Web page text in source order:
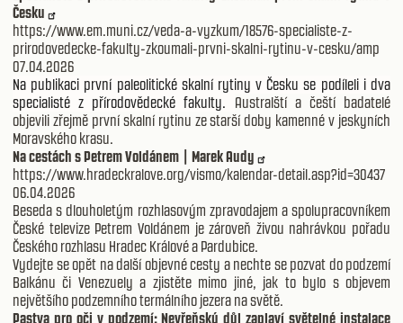
Česku
https://www.em.muni.cz/veda-a-vyzkum/18576-specialiste-z-
prirodovedecke-fakulty-zkoumali-prvni-skalni-rytinu-v-cesku/amp
07.04.2026
Na publikaci první paleolitické skalní rytiny v Česku se podíleli i dva
specialisté z přírodovědecké fakulty. Australští a čeští badatelé
objevili zřejmě první skalní rytinu ze starší doby kamenné v jeskyních
Moravského krasu.
Na cestách s Petrem Voldánem | Marek Audy
https://www.hradeckralove.org/vismo/kalendar-detail.asp?id=30437
06.04.2026
Beseda s dlouholetým rozhlasovým zpravodajem a spolupracovníkem
České televize Petrem Voldánem je zároveň živou nahrávkou pořadu
Českého rozhlasu Hradec Králové a Pardubice.
Vydejte se opět na další objevné cesty a nechte se pozvat do podzemí
Balkánu či Venezuely a zjistěte mimo jiné, jak to bylo s objevem
největšího podzemního termálního jezera na světě.
Pastva pro oči v podzemí: Nevřeňský důl zaplaví světelné instalace